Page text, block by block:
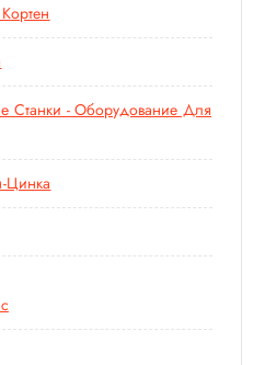
Станки - Оборудование Для
Цинка